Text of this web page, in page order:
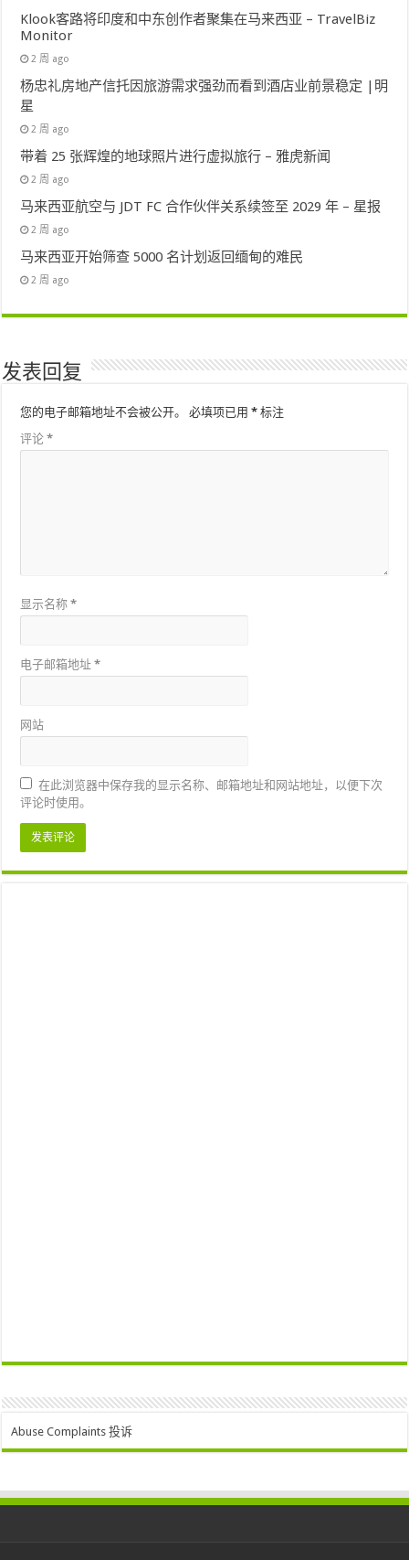
Klook客路将印度和中东创作者聚集在马来西亚 – TravelBiz
Monitor
2 周 ago
杨忠礼房地产信托因旅游需求强劲而看到酒店业前景稳定 |明
星
2 周 ago
带着 25 张辉煌的地球照片进行虚拟旅行 – 雅虎新闻
2 周 ago
马来西亚航空与 JDT FC 合作伙伴关系续签至 2029 年 – 星报
2 周 ago
马来西亚开始筛查 5000 名计划返回缅甸的难民
2 周 ago
发表回复
您的电子邮箱地址不会被公开。 必填项已用* 标注
评论*
显示名称*
电子邮箱地址*
网站
在此浏览器中保存我的显示名称、邮箱地址和网站地址，以便下次
评论时使用。
Abuse Complaints 投诉